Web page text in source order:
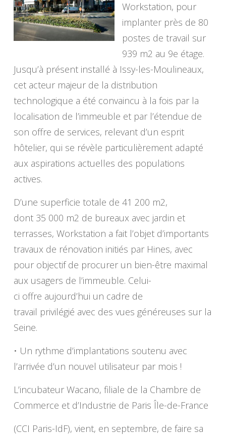
Workstation, pour
implanter près de 80
postes de travail sur
939 m2 au 9e étage.
Jusqu’à présent installé à Issy-les-Moulineaux,
cet acteur majeur de la distribution
technologique a été convaincu à la fois par la
localisation de l’immeuble et par l’étendue de
son offre de services, relevant d’un esprit
hôtelier, qui se révèle particulièrement adapté
aux aspirations actuelles des populations
actives.
D’une superficie totale de 41 200 m2,
dont 35 000 m2 de bureaux avec jardin et
terrasses, Workstation a fait l’objet d’importants
travaux de rénovation initiés par Hines, avec
pour objectif de procurer un bien-être maximal
aux usagers de l’immeuble. Celui-
ci offre aujourd’hui un cadre de
travail privilégié avec des vues généreuses sur la
Seine.
• Un rythme d’implantations soutenu avec
l’arrivée d’un nouvel utilisateur par mois !
L’incubateur Wacano, filiale de la Chambre de
Commerce et d’Industrie de Paris Île-de-France
(CCI Paris-IdF), vient, en septembre, de faire sa